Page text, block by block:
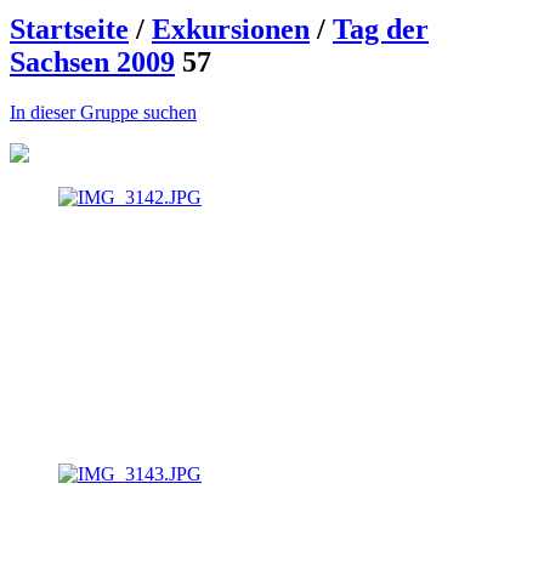
Startseite / Exkursionen / Tag der
Sachsen 2009 57
In dieser Gruppe suchen